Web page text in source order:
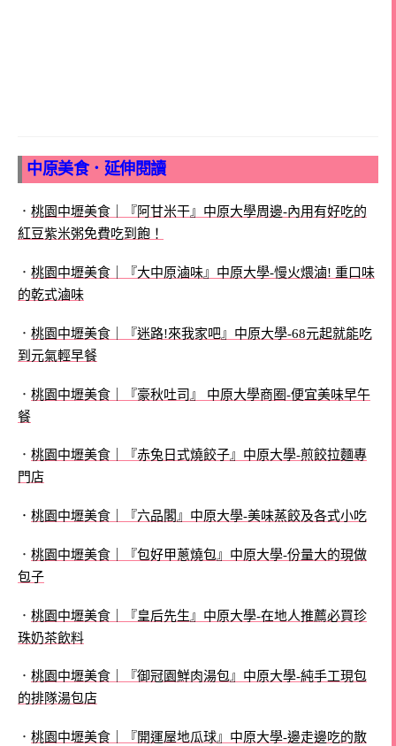
中原美食．延伸閱讀
． 桃園中壢美食｜『阿甘米干』中原大學周邊-內用有好吃的
紅豆紫米粥免費吃到飽！
． 桃園中壢美食｜『大中原滷味』中原大學-慢火煨滷! 重口味
的乾式滷味
． 桃園中壢美食｜『迷路!來我家吧』中原大學-68元起就能吃
到元氣輕早餐
． 桃園中壢美食｜『豪秋吐司』 中原大學商圈-便宜美味早午
餐
． 桃園中壢美食｜『赤兔日式燒餃子』中原大學-煎餃拉麵專
門店
． 桃園中壢美食｜『六品閣』中原大學-美味蒸餃及各式小吃
． 桃園中壢美食｜『包好甲蔥燒包』中原大學-份量大的現做
包子
． 桃園中壢美食｜『皇后先生』中原大學-在地人推薦必買珍
珠奶茶飲料
． 桃園中壢美食｜『御冠園鮮肉湯包』中原大學-純手工現包
的排隊湯包店
． 桃園中壢美食｜『開運屋地瓜球』中原大學-邊走邊吃的散